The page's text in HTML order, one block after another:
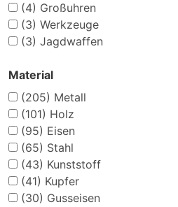
(4) Großuhren
(3) Werkzeuge
(3) Jagdwaffen
Material
(205) Metall
(101) Holz
(95) Eisen
(65) Stahl
(43) Kunststoff
(41) Kupfer
(30) Gusseisen